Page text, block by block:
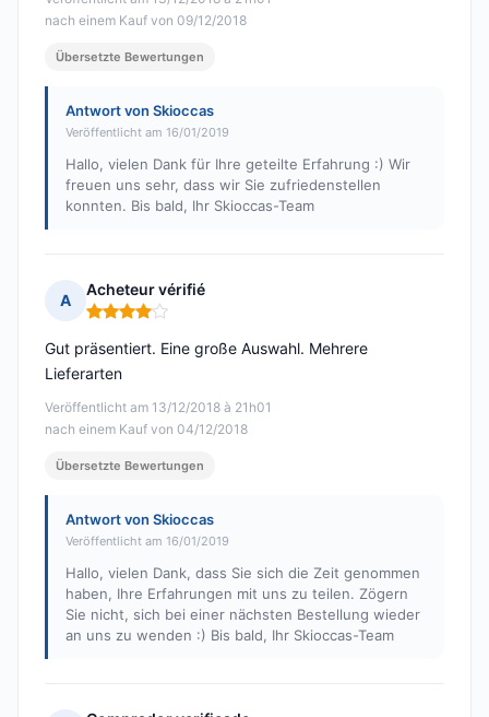
nach einem Kauf von 09/12/2018
Übersetzte Bewertungen
Antwort von Skioccas
Veröffentlicht am 16/01/2019
Hallo, vielen Dank für Ihre geteilte Erfahrung :) Wir
freuen uns sehr, dass wir Sie zufriedenstellen
konnten. Bis bald, Ihr Skioccas-Team
A
Acheteur vérifié
Hinweis: 4 von 5
Veröffentlicht am 13/12/2018 à 21h01
nach einem Kauf von 04/12/2018
Gut präsentiert. Eine große Auswahl. Mehrere
Lieferarten
Übersetzte Bewertungen
Antwort von Skioccas
Veröffentlicht am 16/01/2019
Hallo, vielen Dank, dass Sie sich die Zeit genommen
haben, Ihre Erfahrungen mit uns zu teilen. Zögern
Sie nicht, sich bei einer nächsten Bestellung wieder
an uns zu wenden :) Bis bald, Ihr Skioccas-Team